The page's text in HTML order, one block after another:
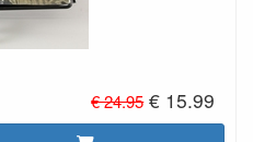
€ 24.95 € 15.99